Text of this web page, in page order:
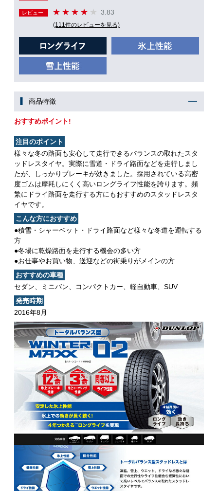
レビュー 3.83
(111件のレビューを見る)
商品特徴
おすすめポイント!
注目のポイント
様々な冬の路面も安心して走行できるバランスの取れたスタ
ッドレスタイヤ。実際に雪道・ドライ路面などを走行しまし
たが、しっかりブレーキが効きました。採用されている高密
度ゴムは摩耗しにくく高いロングライフ性能を誇ります。頻
繁にドライ路面を走行する方にもおすすめのスタッドレスタ
イヤです。
こんな方におすすめ
●積雪・シャーベット・ドライ路面など様々な冬道を運転する
方
●冬場に乾燥路面を走行する機会の多い方
●お仕事やお買い物、送迎などの街乗りがメインの方
おすすめの車種
セダン、ミニバン、コンパクトカー、軽自動車、SUV
発売時期
2016年8月